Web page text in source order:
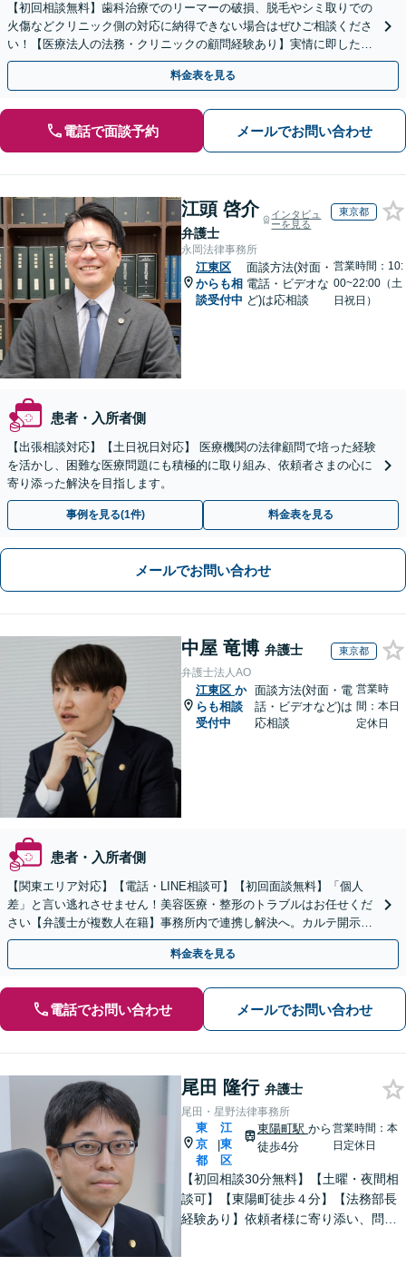
【初回相談無料】歯科治療でのリーマーの破損、脱毛やシミ取りでの
火傷などクリニック側の対応に納得できない場合はぜひご相談くださ
い！【医療法人の法務・クリニックの顧問経験あり】実情に即したア
ドバイスで、納得のできるトラブルの解決を目指します。
料金表を見る
電話で面談予約 メールでお問い合わせ
江頭 啓介
弁護士
インタビュ
ーを見る
東京都
永岡法律事務所
江東区
からも相
談受付中
面談方法(対面・
電話・ビデオな
ど)は応相談
営業時間：10:
00~22:00（土
日祝日）
患者・入所者側
【出張相談対応】【土日祝日対応】 医療機関の法律顧問で培った経験
を活かし、困難な医療問題にも積極的に取り組み、依頼者さまの心に
寄り添った解決を目指します。
事例を見る(1件) 料金表を見る
メールでお問い合わせ
中屋 竜博 弁護士 東京都
弁護士法人AO
江東区 か
らも相談
受付中
面談方法(対面・電
話・ビデオなど)は
応相談
営業時
間：本日
定休日
患者・入所者側
【関東エリア対応】【電話・LINE相談可】【初回面談無料】「個人
差」と言い逃れさせません！美容医療・整形のトラブルはお任せくだ
さい【弁護士が複数人在籍】事務所内で連携し解決へ。カルテ開示や
返金・賠償請求をサポートいたします【休日夜間面談可】
料金表を見る
電話でお問い合わせ メールでお問い合わせ
尾田 隆行 弁護士
尾田・星野法律事務所
東
京
都
|
江
東
区
東陽町駅 から
徒歩4分
営業時間：本
日定休日
【初回相談30分無料】【土曜・夜間相
談可】【東陽町徒歩４分】【法務部長
経験あり】依頼者様に寄り添い、問題